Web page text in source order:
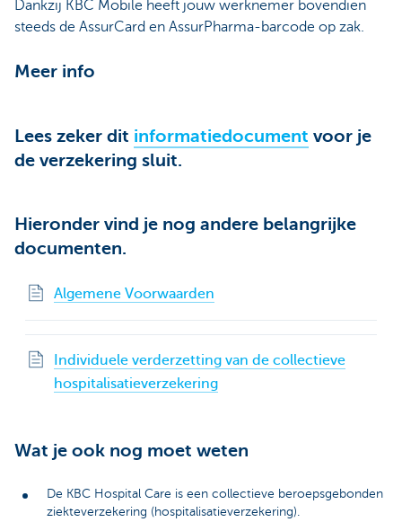
Dankzij KBC Mobile heeft jouw werknemer bovendien
steeds de AssurCard en AssurPharma-barcode op zak.
Meer info
Lees zeker dit informatiedocument voor je
de verzekering sluit.
Hieronder vind je nog andere belangrijke
documenten.
Algemene Voorwaarden
Individuele verderzetting van de collectieve
hospitalisatieverzekering
Wat je ook nog moet weten
De KBC Hospital Care is een collectieve beroepsgebonden
ziekteverzekering (hospitalisatieverzekering).